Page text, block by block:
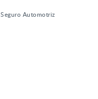
Seguro Automotriz